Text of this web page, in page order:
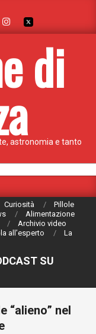
di
astronomia e tanto
Curiosità
Pillole
Alimentazione
Archivio video
all’esperto
La
SU
“alieno” nel